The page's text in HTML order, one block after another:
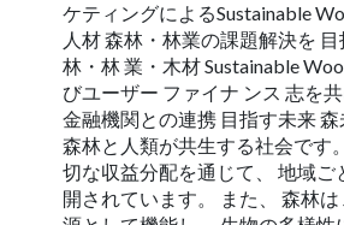
ケティングによるSustainable
人材 森林・林業の課題解決を
林・林 業・木材 Sustainable
びユーザー ファイナ ンス 志を
金融機関との連携 目指す未来 森
森林と人類が共生する社会です
切な収益分配を通じて、 地域ご
開されています。 また、 森林